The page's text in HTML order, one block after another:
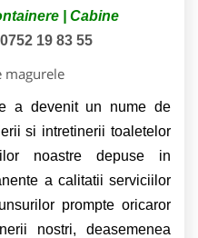
| Cabine
19 83 55
a devenit un nume de
si intretinerii toaletelor
noastre depuse in
a calitatii serviciilor
prompte oricaror
nostri, deasemenea